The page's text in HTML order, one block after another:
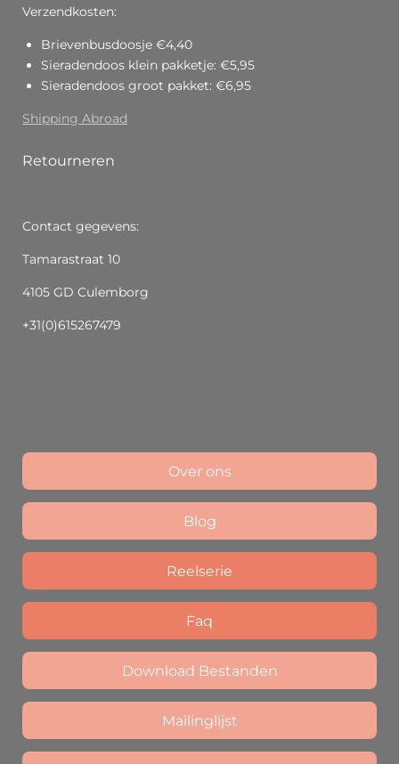
Verzendkosten:
Brievenbusdoosje €4,40
Sieradendoos klein pakketje: €5,95
Sieradendoos groot pakket: €6,95
Shipping Abroad
Retourneren
Contact gegevens:
Tamarastraat 10
4105 GD Culemborg
+31(0)615267479
Over ons
Blog
Reelserie
Faq
Download Bestanden
Mailinglijst